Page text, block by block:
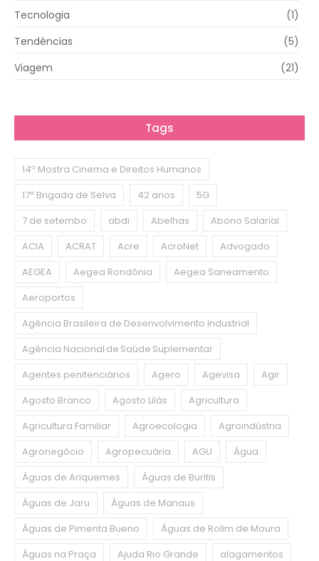
Tecnologia
(1)
Tendências
(5)
Viagem
(21)
Tags
14ª Mostra Cinema e Direitos Humanos
17ª Brigada de Selva
42 anos
5G
7 de setembo
abdi Abelhas
Abono Salarial
ACIA
ACRAT Acre AcroNet
Advogado
AEGEA
Aegea Rondônia
Aegea Saneamento
Aeroportos
Agência Brasileira de Desenvolvimento Industrial
Agência Nacional de Saúde Suplementar
Agentes penitenciários
Agero Agevisa
Agir
Agosto Branco
Agosto Lilás
Agricultura
Agricultura Familiar
Agroecologia
Agroindústria
Agronegócio
Agropecuária AGU
Água
Águas de Ariquemes
Águas de Buritis
Águas de Jaru
Águas de Manaus
Águas de Pimenta Bueno
Águas de Rolim de Moura
Águas na Praça
Ajuda Rio Grande alagamentos